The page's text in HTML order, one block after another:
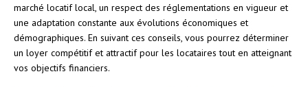
marché locatif local, un respect des réglementations en vigueur et
une adaptation constante aux évolutions économiques et
démographiques. En suivant ces conseils, vous pourrez déterminer
un loyer compétitif et attractif pour les locataires tout en atteignant
vos objectifs financiers.